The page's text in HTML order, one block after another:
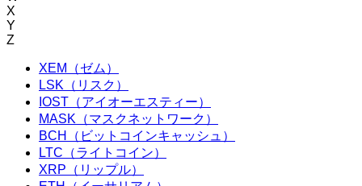
X
Y
Z
XEM（ゼム）
LSK（リスク）
IOST（アイオーエスティー）
MASK（マスクネットワーク）
BCH（ビットコインキャッシュ）
LTC（ライトコイン）
XRP（リップル）